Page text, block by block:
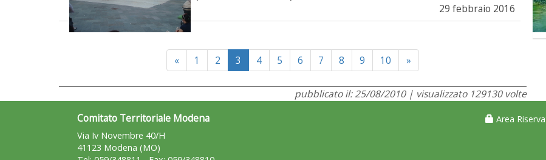
29 febbraio 2016
«Previous
1 2 3 4 5 6 7 8 9 10 »
pubblicato il: 25/08/2010 | visualizzato 129130 volte
Comitato Territoriale Modena
Via Iv Novembre 40/H
41123 Modena (MO)
Area